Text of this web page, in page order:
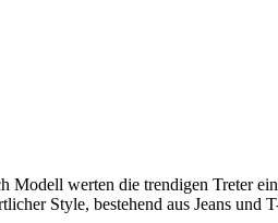
Modell werten die trendigen Treter
Style, bestehend aus Jeans und